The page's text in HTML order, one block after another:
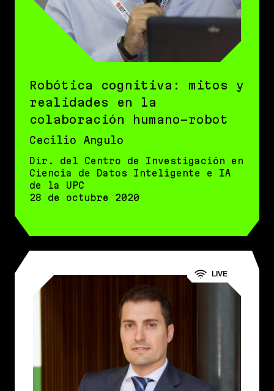
Robótica cognitiva: mitos y
realidades en la
colaboración humano-robot
Cecilio Angulo
Dir. del Centro de Investigación en
Ciencia de Datos Inteligente e IA
de la UPC
28 de octubre 2020
LIVE